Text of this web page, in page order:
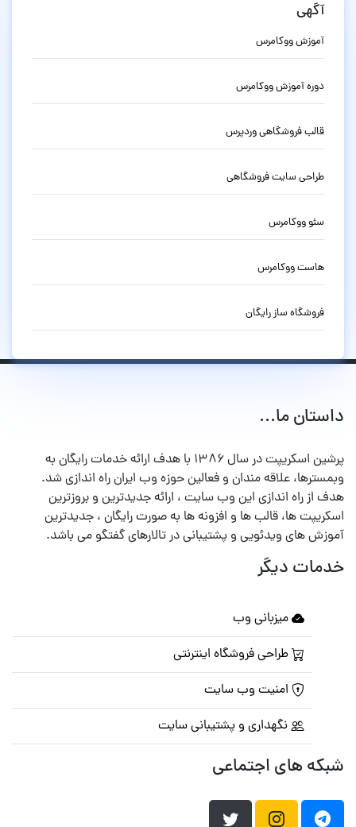
آگهی
آموزش ووکامرس
دوره آموزش ووکامرس
قالب فروشگاهی وردپرس
طراحی سایت فروشگاهی
سئو ووکامرس
هاست ووکامرس
فروشگاه ساز رایگان
داستان ما...
پرشین اسکریپت در سال ۱۳۸۶ با هدف ارائه خدمات رایگان به
وبمسترها، علاقه مندان و فعالین حوزه وب ایران راه اندازی شد.
هدف از راه اندازی این وب سایت ، ارائه جدیدترین و بروزترین
اسکریپت ها، قالب ها و افزونه ها به صورت رایگان ، جدیدترین
آموزش های ویدئویی و پشتیبانی در تالارهای گفتگو می باشد.
خدمات دیگر
میزبانی وب
طراحی فروشگاه اینترنتی
امنیت وب سایت
نگهداری و پشتیبانی سایت
شبکه های اجتماعی